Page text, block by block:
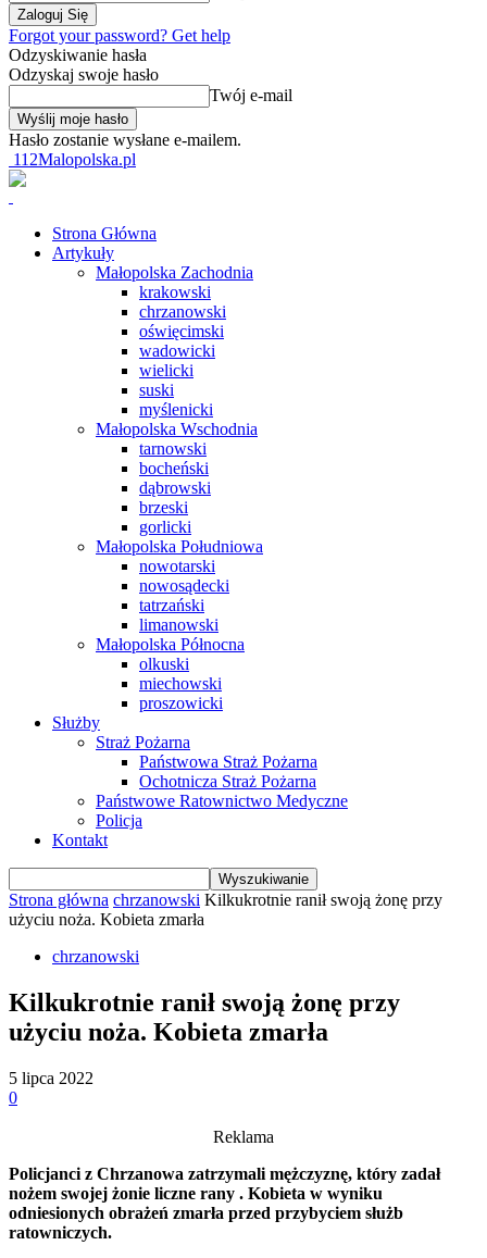
Forgot your password? Get help
Odzyskiwanie hasła
Odzyskaj swoje hasło
Twój e-mail
Hasło zostanie wysłane e-mailem.
112Malopolska.pl
Strona Główna
Artykuły
Małopolska Zachodnia
krakowski
chrzanowski
oświęcimski
wadowicki
wielicki
suski
myślenicki
Małopolska Wschodnia
tarnowski
bocheński
dąbrowski
brzeski
gorlicki
Małopolska Południowa
nowotarski
nowosądecki
tatrzański
limanowski
Małopolska Północna
olkuski
miechowski
proszowicki
Służby
Straż Pożarna
Państwowa Straż Pożarna
Ochotnicza Straż Pożarna
Państwowe Ratownictwo Medyczne
Policja
Kontakt
Strona główna chrzanowski Kilkukrotnie ranił swoją żonę przy
użyciu noża. Kobieta zmarła
chrzanowski
Kilkukrotnie ranił swoją żonę przy
użyciu noża. Kobieta zmarła
5 lipca 2022
0
Reklama
Policjanci z Chrzanowa zatrzymali mężczyznę, który zadał
nożem swojej żonie liczne rany . Kobieta w wyniku
odniesionych obrażeń zmarła przed przybyciem służb
ratowniczych.